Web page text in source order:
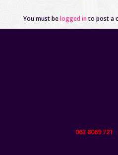
You must belogged into post a
063 8069 721